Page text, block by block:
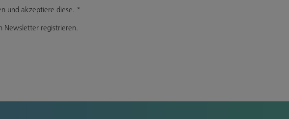
und akzeptiere diese. *
Newsletter registrieren.